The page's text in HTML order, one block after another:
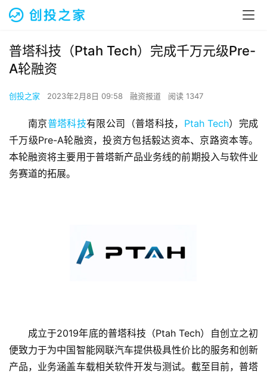
首
页
普塔科技（Ptah Tech）完成千万元级Pre-
A轮融资
创投之家 2023年2月8日 09:58 融资报道 阅读 1347
南京普塔科技有限公司（普塔科技， Ptah Tech）完成
千万级Pre-A轮融资，投资方包括毅达资本、京路资本等。
本轮融资将主要用于普塔新产品业务线的前期投入与软件业
务赛道的拓展。
成立于2019年底的普塔科技（Ptah Tech）自创立之初
便致力于为中国智能网联汽车提供极具性价比的服务和创新
产品，业务涵盖车载相关软件开发与测试。截至目前，普塔